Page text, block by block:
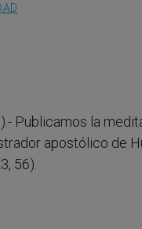
).- Publicamos la
apostólico de
56).